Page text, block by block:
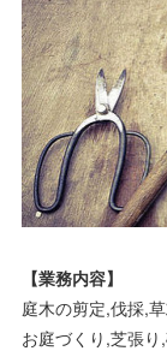
【業務内容】
庭木の剪定,伐採,
お庭づくり,芝張